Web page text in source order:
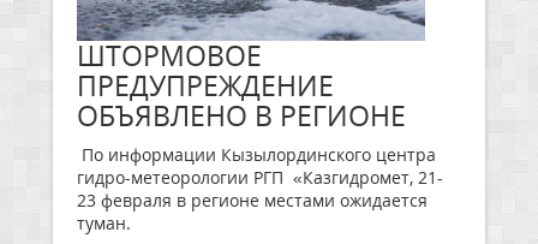
ШТОРМОВОЕ
ПРЕДУПРЕЖДЕНИЕ
ОБЪЯВЛЕНО В РЕГИОНЕ
По информации Кызылординского центра
гидро-метеорологии РГП «Казгидромет, 21-
23 февраля в регионе местами ожидается
туман.